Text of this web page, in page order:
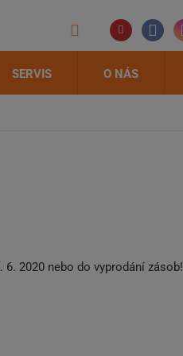
SERVIS O NÁS
2020 nebo do vyprodání zásob!